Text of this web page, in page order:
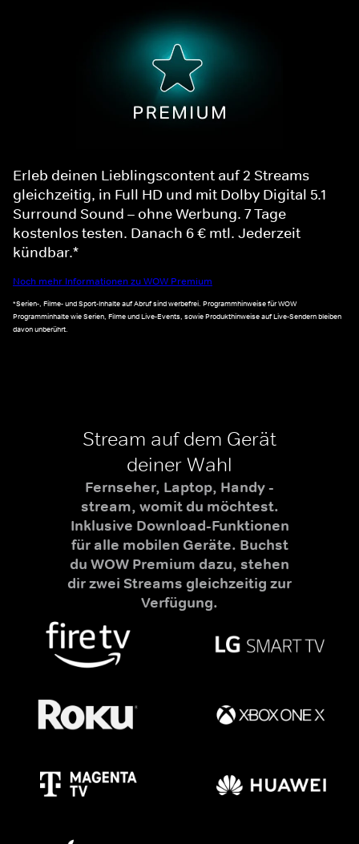
Erleb deinen Lieblingscontent auf 2 Streams
gleichzeitig, in Full HD und mit Dolby Digital 5.1
Surround Sound – ohne Werbung. 7 Tage
kostenlos testen. Danach 6 € mtl. Jederzeit
kündbar.*
Noch mehr Informationen zu WOW Premium
*Serien-, Filme- und Sport-Inhalte auf Abruf sind werbefrei. Programmhinweise für WOW
Programminhalte wie Serien, Filme und Live-Events, sowie Produkthinweise auf Live-Sendern bleiben
davon unberührt.
Stream auf dem Gerät
deiner Wahl
Fernseher, Laptop, Handy -
stream, womit du möchtest.
Inklusive Download-Funktionen
für alle mobilen Geräte. Buchst
du WOW Premium dazu, stehen
dir zwei Streams gleichzeitig zur
Verfügung.